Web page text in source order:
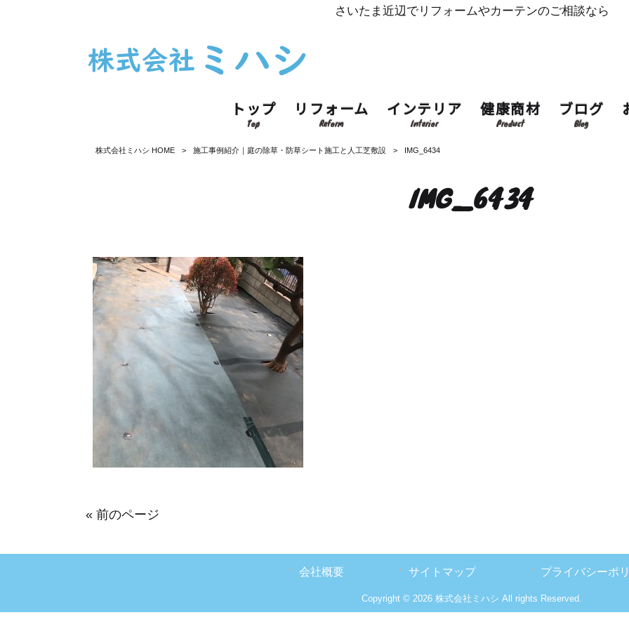
さいたま近辺でリフォームやカーテンのご相談なら
トップ
Top
リフォーム
Reform
インテリア
Interior
健康商材
Product
ブログ
Blog
株式会社ミハシ HOME > 施工事例紹介｜庭の除草・防草シート施工と人工芝敷設 > IMG_6434
IMG_6434
« 前のページ
会社概要 サイトマップ プライバシーポ
Copyright © 2026 株式会社ミハシ All rights Reserved.